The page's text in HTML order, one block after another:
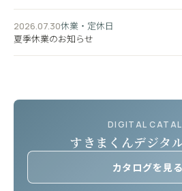
2026.07.30休業・定休日
夏季休業のお知らせ
DIGITAL
すきまくんデジタ
カタログを見る